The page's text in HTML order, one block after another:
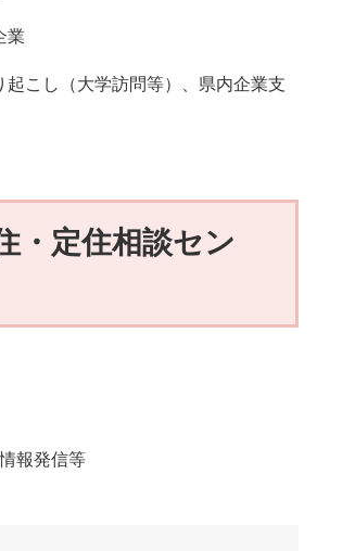
こし（大学訪問等）、県内企業支
・定住相談セン
報発信等